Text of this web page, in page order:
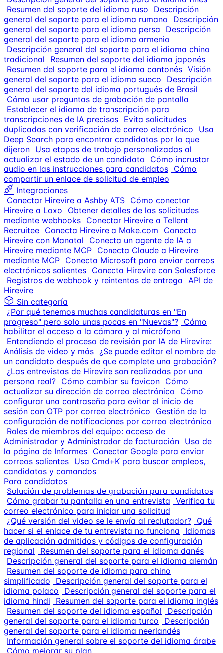
Resumen del soporte del idioma ruso
Descripción
general del soporte para el idioma rumano
Descripción
general del soporte para el idioma persa
Descripción
general del soporte para el idioma armenio
Descripción general del soporte para el idioma chino
tradicional
Resumen del soporte del idioma japonés
Resumen del soporte para el idioma cantonés Visión
general del soporte para el idioma sueco
Descripción
general del soporte del idioma portugués de Brasil
Cómo usar preguntas de grabación de pantalla
Establecer el idioma de transcripción para
transcripciones de IA precisas Evita solicitudes
duplicadas con verificación de correo electrónico
Usa
Deep Search para encontrar candidatos por lo que
dijeron Usa etapas de trabajo personalizadas al
actualizar el estado de un candidato
Cómo incrustar
audio en las instrucciones para candidatos Cómo
compartir un enlace de solicitud de empleo
Integraciones
Conectar Hirevire a Ashby ATS Cómo conectar
Hirevire a Loxo
Obtener detalles de las solicitudes
mediante webhooks Conectar Hirevire a Tellent
Recruitee Conecta Hirevire a Make.com
Conecta
Hirevire con Manatal
Conecta un agente de IA a
Hirevire mediante MCP Conecta Claude a Hirevire
mediante MCP Conecta Microsoft para enviar correos
electrónicos salientes Conecta Hirevire con Salesforce
Registros de webhook y reintentos de entrega API de
Hirevire
Sin categoría
¿Por qué tenemos muchas candidaturas en "En
progreso" pero solo unas pocas en "Nuevas"? Cómo
habilitar el acceso a la cámara y al micrófono
Entendiendo el proceso de revisión por IA de Hirevire:
Análisis de video y más ¿Se puede editar el nombre de
un candidato después de que complete una grabación?
¿Las entrevistas de Hirevire son realizadas por una
persona real? Cómo cambiar su favicon Cómo
actualizar su dirección de correo electrónico
Cómo
configurar una contraseña para evitar el inicio de
sesión con OTP por correo electrónico
Gestión de la
configuración de notificaciones por correo electrónico
Roles de miembros del equipo: acceso de
Administrador y Administrador de facturación Uso de
la página de Informes Conectar Google para enviar
correos salientes Usa Cmd+K para buscar empleos,
candidatos y comandos
Para candidatos
Solución de problemas de grabación para candidatos
Cómo grabar tu pantalla en una entrevista Verifica tu
correo electrónico para iniciar una solicitud
¿Qué versión del video se le envía al reclutador? Qué
hacer si el enlace de tu entrevista no funciona
Idiomas
de aplicación admitidos y códigos de configuración
regional
Resumen del soporte para el idioma danés
Descripción general del soporte para el idioma alemán
Resumen del soporte de idioma para chino
simplificado
Descripción general del soporte para el
idioma polaco
Descripción general del soporte para el
idioma hindi
Resumen del soporte para el idioma inglés
Resumen del soporte del idioma español
Descripción
general del soporte para el idioma turco
Descripción
general del soporte para el idioma neerlandés
Información general sobre el soporte del idioma árabe
Cómo mejorar su plan